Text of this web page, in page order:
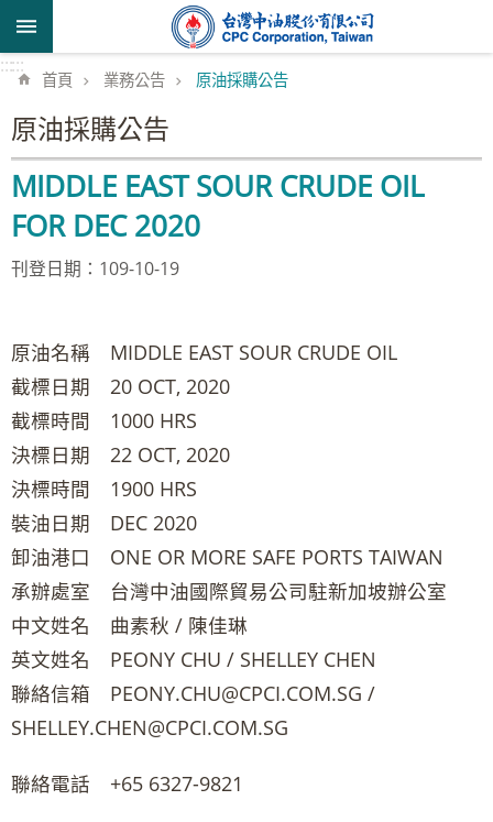
跳到主要內容區塊
::::::
首頁 業務公告 原油採購公告
原油採購公告
MIDDLE EAST SOUR CRUDE OIL
FOR DEC 2020
刊登日期：109-10-19
原油名稱 MIDDLE EAST SOUR CRUDE OIL
截標日期 20 OCT, 2020
截標時間 1000 HRS
決標日期 22 OCT, 2020
決標時間 1900 HRS
裝油日期 DEC 2020
卸油港口 ONE OR MORE SAFE PORTS TAIWAN
承辦處室 台灣中油國際貿易公司駐新加坡辦公室
中文姓名 曲素秋 / 陳佳琳
英文姓名 PEONY CHU / SHELLEY CHEN
聯絡信箱 PEONY.CHU@CPCI.COM.SG /
SHELLEY.CHEN@CPCI.COM.SG
聯絡電話 +65 6327-9821